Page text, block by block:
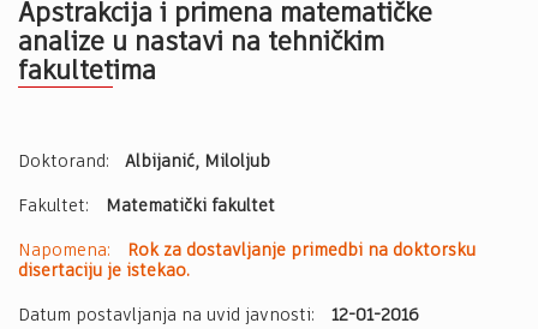
Apstrakcija i primena matematičke
analize u nastavi na tehničkim
fakultetima
Doktorand: Albijanić, Miloljub
Fakultet: Matematički fakultet
Napomena:
Rok za dostavljanje primedbi na doktorsku
disertaciju je istekao.
Datum postavljanja na uvid javnosti: 12-01-2016